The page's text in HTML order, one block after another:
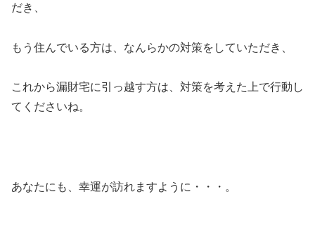
だき、
もう住んでいる方は、なんらかの対策をしていただき、
これから漏財宅に引っ越す方は、対策を考えた上で行動し
てくださいね。
あなたにも、幸運が訪れますように・・・。